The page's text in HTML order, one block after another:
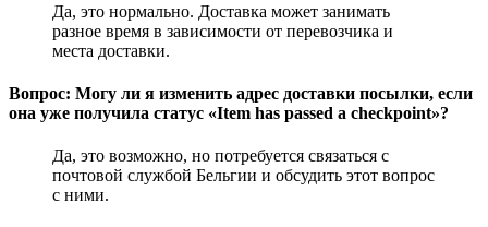
Да, это нормально. Доставка может занимать
разное время в зависимости от перевозчика и
места доставки.
Вопрос: Могу ли я изменить адрес доставки посылки, если
она уже получила статус «Item has passed a checkpoint»?
Да, это возможно, но потребуется связаться с
почтовой службой Бельгии и обсудить этот вопрос
с ними.